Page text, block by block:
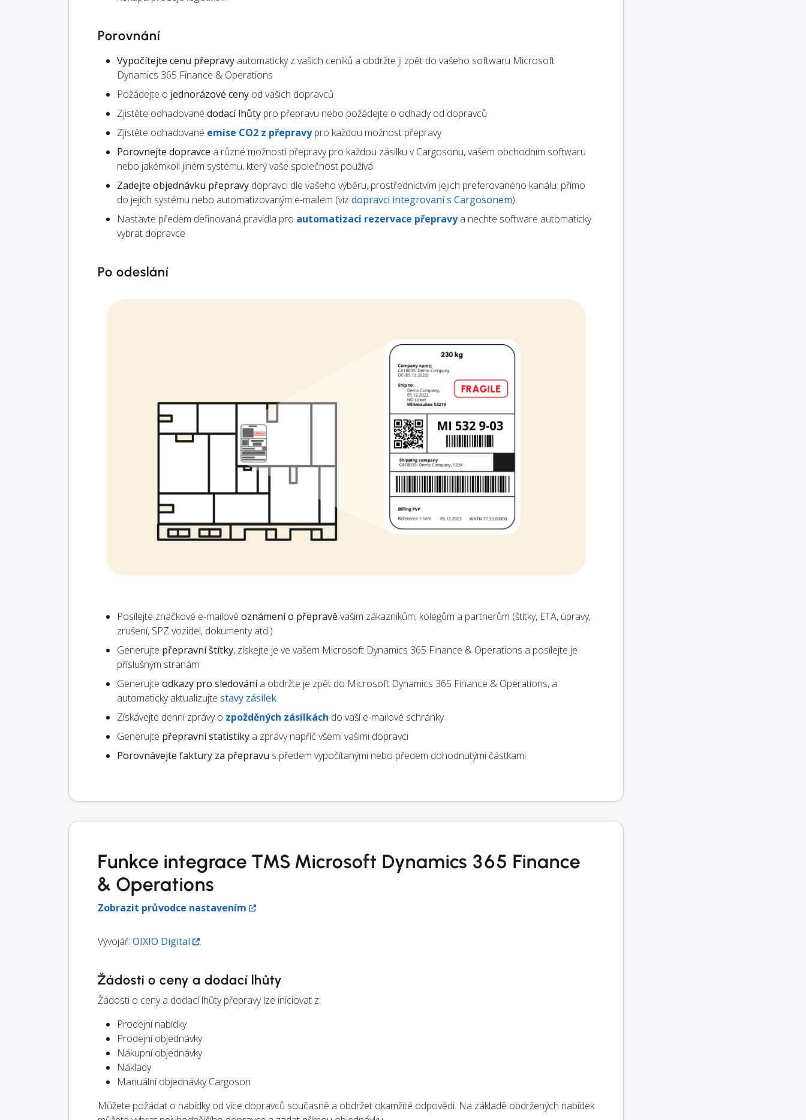
Porovnání
Vypočítejte cenu přepravy automaticky z vašich ceníků a obdržte ji zpět do vašeho softwaru Microsoft
Dynamics 365 Finance & Operations
Požádejte o jednorázové ceny od vašich dopravců
Zjistěte odhadované dodací lhůty pro přepravu nebo požádejte o odhady od dopravců
Zjistěte odhadované emise CO2 z přepravypro každou možnost přepravy
Porovnejte dopravce a různé možnosti přepravy pro každou zásilku v Cargosonu, vašem obchodním softwaru
nebo jakémkoli jiném systému, který vaše společnost používá
Zadejte objednávku přepravy dopravci dle vašeho výběru, prostřednictvím jejich preferovaného kanálu: přímo
do jejich systému nebo automatizovaným e-mailem (viz dopravci integrovaní s Cargosonem)
Nastavte předem definovaná pravidla pro automatizaci rezervace přepravya nechte software automaticky
vybrat dopravce
Po odeslání
Posílejte značkové e-mailové oznámení o přepravěvašim zákazníkům, kolegům a partnerům (štítky, ETA, úpravy,
zrušení, SPZ vozidel, dokumenty atd.)
Generujte přepravní štítky, získejte je ve vašem Microsoft Dynamics 365 Finance & Operations a posílejte je
příslušným stranám
Generujte odkazy pro sledovánía obdržte je zpět do Microsoft Dynamics 365 Finance & Operations, a
automaticky aktualizujte stavy zásilek
Získávejte denní zprávy o zpožděných zásilkách do vaší e-mailové schránky
Generujte přepravní statistiky a zprávy napříč všemi vašimi dopravci
Porovnávejte faktury za přepravu s předem vypočítanými nebo předem dohodnutými částkami
Funkce integrace TMS Microsoft Dynamics 365 Finance
& Operations
Zobrazit průvodce nastavením
Vývojář: OIXIO Digital .
Žádosti o ceny a dodací lhůty
Žádosti o ceny a dodací lhůty přepravy lze iniciovat z:
Prodejní nabídky
Prodejní objednávky
Nákupní objednávky
Náklady
Manuální objednávky Cargoson
Můžete požádat o nabídky od více dopravců současně a obdržet okamžité odpovědi. Na základě obdržených nabídek